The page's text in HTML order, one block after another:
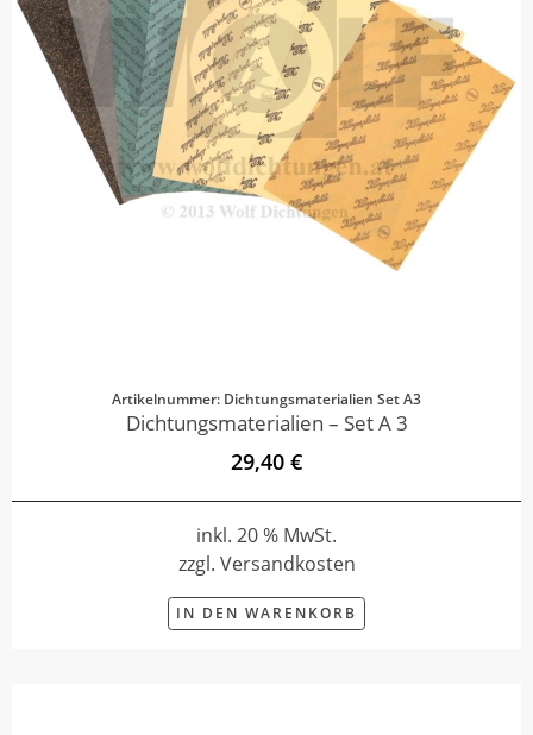
Artikelnummer: Dichtungsmaterialien Set A3
Dichtungsmaterialien – Set A 3
29,40 €
inkl. 20 % MwSt.
zzgl. Versandkosten
IN DEN WARENKORB